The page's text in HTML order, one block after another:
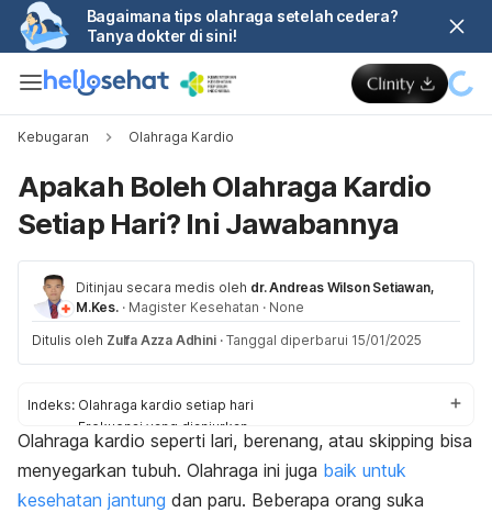
Bagaimana tips olahraga setelah cedera?
Tanya dokter di sini!
Kebugaran Olahraga Kardio
Apakah Boleh Olahraga Kardio
Setiap Hari? Ini Jawabannya
Ditinjau secara medis oleh dr. Andreas Wilson Setiawan,
M.Kes. · Magister Kesehatan · None
Ditulis oleh Zulfa Azza Adhini · Tanggal diperbarui 15/01/2025
Indeks: Olahraga kardio setiap hari
Frekuensi yang dianjurkan
Bahaya
Olahraga kardio seperti lari, berenang, atau skipping bisa
menyegarkan tubuh. Olahraga ini juga baik untuk
kesehatan jantung dan paru. Beberapa orang suka